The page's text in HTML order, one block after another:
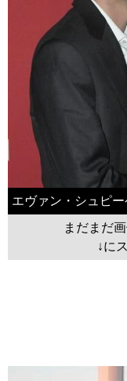
エヴァン・シュピ
まだまだ
↓に